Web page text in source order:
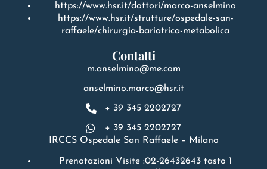
https://www.hsr.it/dottori/marco-anselmino
https://www.hsr.it/strutture/ospedale-san-
raffaele/chirurgia-bariatrica-metabolica
Contatti
m.anselmino@me.com
anselmino.marco@hsr.it
+ 39 345 2202727
+ 39 345 2202727
IRCCS Ospedale San Raffaele – Milano
Prenotazioni Visite :02-26432643 tasto 1